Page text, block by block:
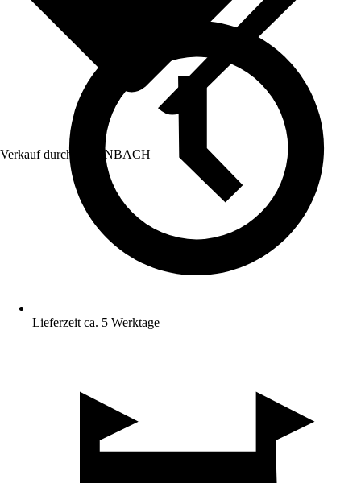
Verkauf durch: HORNBACH
Lieferzeit ca. 5 Werktage